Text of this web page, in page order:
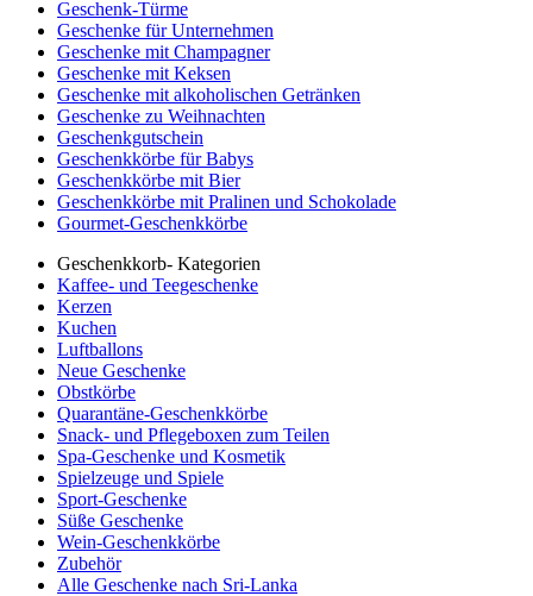
Geschenk-Türme
Geschenke für Unternehmen
Geschenke mit Champagner
Geschenke mit Keksen
Geschenke mit alkoholischen Getränken
Geschenke zu Weihnachten
Geschenkgutschein
Geschenkkörbe für Babys
Geschenkkörbe mit Bier
Geschenkkörbe mit Pralinen und Schokolade
Gourmet-Geschenkkörbe
Geschenkkorb- Kategorien
Kaffee- und Teegeschenke
Kerzen
Kuchen
Luftballons
Neue Geschenke
Obstkörbe
Quarantäne-Geschenkkörbe
Snack- und Pflegeboxen zum Teilen
Spa-Geschenke und Kosmetik
Spielzeuge und Spiele
Sport-Geschenke
Süße Geschenke
Wein-Geschenkkörbe
Zubehör
Alle Geschenke nach Sri-Lanka